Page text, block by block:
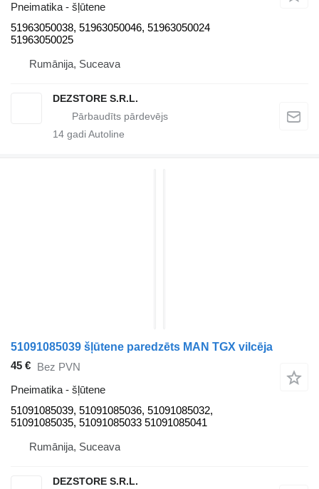
Pneimatika - šļūtene
51963050038, 51963050046, 51963050024
51963050025
Rumānija, Suceava
DEZSTORE S.R.L.
14 gadi Autoline
51091085039 šļūtene paredzēts MAN TGX vilcēja
45 € Bez PVN
Pneimatika - šļūtene
51091085039, 51091085036, 51091085032,
51091085035, 51091085033 51091085041
Rumānija, Suceava
DEZSTORE S.R.L.